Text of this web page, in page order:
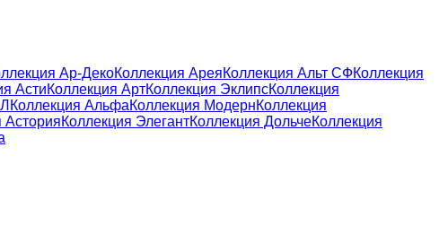
Ар-ДекоКоллекция АреяКоллекция Альт СФКоллекция
АстиКоллекция АртКоллекция ЭклипсКоллекция
Коллекция АльфаКоллекция МодернКоллекция
АсторияКоллекция ЭлегантКоллекция ДольчеКоллекция